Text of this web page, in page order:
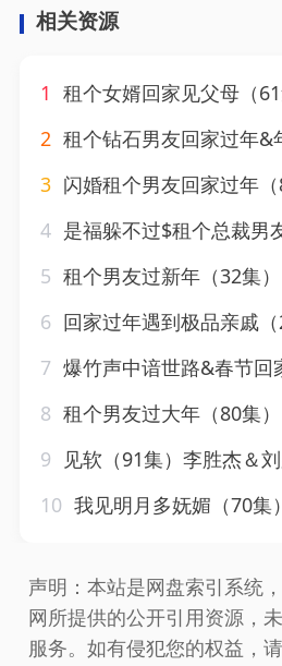
相关资源
1 租个女婿回家见父母（
2 租个钻石男友回家过年&年关奇妙恋
3 闪婚租个男友回家过年（
4 是福躲不过$租个总裁男
5 租个男友过新年（32集）
6 回家过年遇到极品亲戚（
7 爆竹声中谙世路&春节回家，我
8 租个男友过大年（80集）
9
见软（91集）李胜杰＆
10 我见明月多妩媚（70集
声明：本站是网盘索引系统
网所提供的公开引用资源，
服务。如有侵犯您的权益，